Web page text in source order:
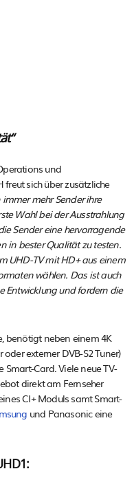
und
sich über zusätzliche
mehr Sender ihre
Wahl bei der Ausstrahlung
Sender eine hervorragende
in bester Qualität zu testen.
UHD-TV mit HD+ aus einem
wählen. Das ist auch
Entwicklung und fordern die
benötigt neben einem 4K
externer DVB-S2 Tuner)
Card. Viele neue TV-
direkt am Fernseher
CI+ Moduls samt Smart-
und Panasonic eine